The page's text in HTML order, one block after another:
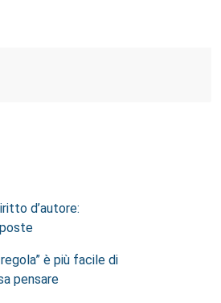
d’autore:
è più facile di
pensare